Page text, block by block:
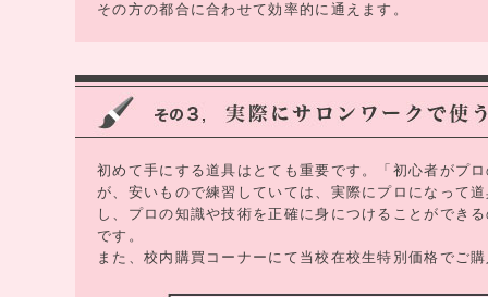
その方の都合に合わせて効率的に通えます。
初めて手にする道具はとても重要です。「初心者がプ
が、安いもので練習していては、実際にプロになって
し、プロの知識や技術を正確に身につけることができ
です。
また、校内購買コーナーにて当校在校生特別価格でご